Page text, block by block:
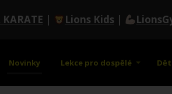
| Lions Kids |
Novinky Lekce pro dospělé